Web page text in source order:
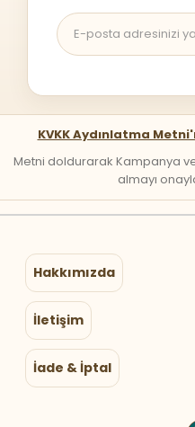
KVKK Aydınlatma
Metni doldurarak Kampanya
almayı
Hakkımızda
İletişim
İade & İptal